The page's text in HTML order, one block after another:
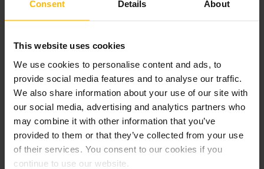
Consent Details About
This website uses cookies
We use cookies to personalise content and ads, to
provide social media features and to analyse our traffic.
We also share information about your use of our site with
our social media, advertising and analytics partners who
may combine it with other information that you’ve
provided to them or that they’ve collected from your use
of their services. You consent to our cookies if you
continue to use our website.
ANDREAS HARDT
TOIMITUSJOHTAJA, WERNER & MERTZ GMBH
”Siirryttyämme
litiumioniakuteknologiaan olemme
havainneet trukkiemme tehokkuuden
parantuneen ja energiankulutuksen
vähentyneen merkittävästi.”